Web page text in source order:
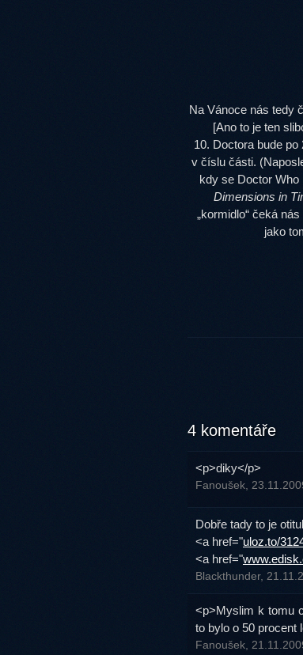
Na Vánoce nás tedy
[Ano to je ten
10. Doctora bude
v číslu části.
kdy se Doctor
Dimensions in
„kormidlo“ čeká
jako
4 komentáře
<p>diky</p>
Fanoušek,
Dobře tady to je
<a href="uloz.to/
<a href="
Blackthunder,
<p>Myslim k tomu
to bylo o 50 procent
Fanoušek,